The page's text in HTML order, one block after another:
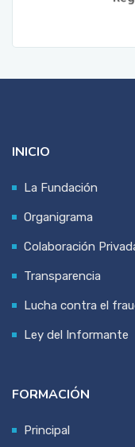
INICIO
La Fundación
Organigrama
Colaboración
Transparencia
Lucha contra el
Ley del Informante
FORMACIÓN
Principal